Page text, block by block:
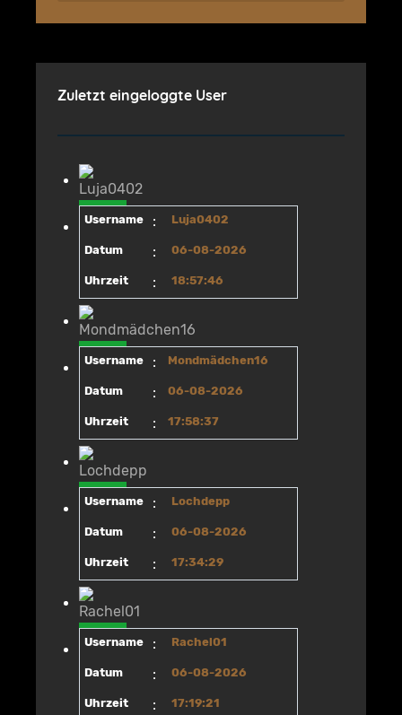
Zuletzt eingeloggte User
Username : Luja0402
Datum : 06-08-2026
Uhrzeit : 18:57:46
Username : Mondmädchen16
Datum : 06-08-2026
Uhrzeit : 17:58:37
Username : Lochdepp
Datum : 06-08-2026
Uhrzeit : 17:34:29
Username : Rachel01
Datum : 06-08-2026
Uhrzeit : 17:19:21